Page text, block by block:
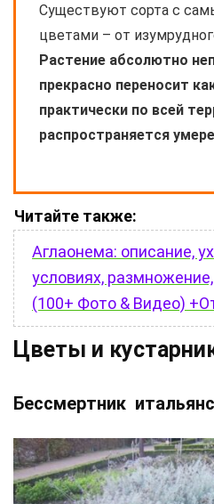
Существуют сорта с
цветами – от
Растение абсолютно
прекрасно переносит
практически по всей
распространяется
Читайте также:
Аглаонема: описание,
условиях,
(100+ Фото & Видео)
Цветы и
Бессмертник